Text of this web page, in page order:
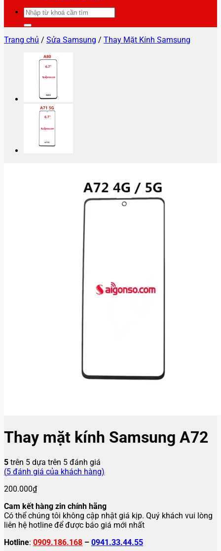
Tìm
kiếm:
Trang chủ / Sửa Samsung / Thay Mặt Kính Samsung
Thay mặt kính Samsung A72
5 trên 5 dựa trên 5 đánh giá
(5 đánh giá của khách hàng)
200.000₫
Cam kết hàng zin chính hãng
Có thể chúng tôi không cập nhật giá kịp. Quý khách vui lòng
liên hệ hotline để được báo giá mới nhất
Hotline: 0909.186.168 – 0941.33.44.55